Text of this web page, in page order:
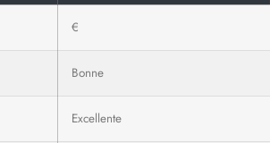
€
Bonne
Excellente